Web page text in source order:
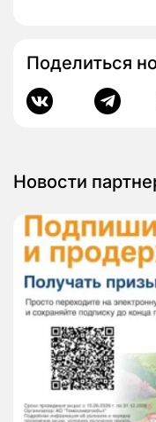
Поделиться
Новости